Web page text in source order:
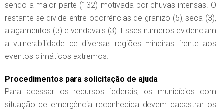
sendo a maior parte (132) motivada por chuvas intensas. O
restante se divide entre ocorrências de granizo (5), seca (3),
alagamentos (3) e vendavais (3). Esses números evidenciam
a vulnerabilidade de diversas regiões mineiras frente aos
eventos climáticos extremos.
Procedimentos para solicitação de ajuda
Para acessar os recursos federais, os municípios com
situação de emergência reconhecida devem cadastrar os